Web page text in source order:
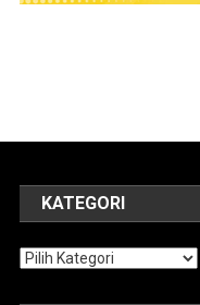
KATEGORI
Kategori